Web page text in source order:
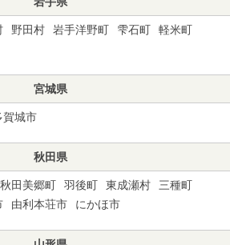
野田村 岩手洋野町 雫石町
軽米町
宮城県
賀城市
秋田県
秋田美郷町 羽後町 東成瀬村
三種町
由利本荘市 にかほ市